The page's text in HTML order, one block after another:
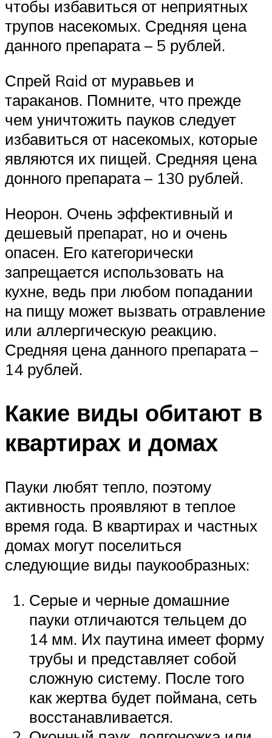
чтобы избавиться от неприятных
трупов насекомых. Средняя цена
данного препарата – 5 рублей.
Спрей Raid от муравьев и
тараканов. Помните, что прежде
чем уничтожить пауков следует
избавиться от насекомых, которые
являются их пищей. Средняя цена
донного препарата – 130 рублей.
Неорон. Очень эффективный и
дешевый препарат, но и очень
опасен. Его категорически
запрещается использовать на
кухне, ведь при любом попадании
на пищу может вызвать отравление
или аллергическую реакцию.
Средняя цена данного препарата –
14 рублей.
Какие виды обитают в
квартирах и домах
Пауки любят тепло, поэтому
активность проявляют в теплое
время года. В квартирах и частных
домах могут поселиться
следующие виды паукообразных:
Серые и черные домашние
пауки отличаются тельцем до
14 мм. Их паутина имеет форму
трубы и представляет собой
сложную систему. После того
как жертва будет поймана, сеть
восстанавливается.